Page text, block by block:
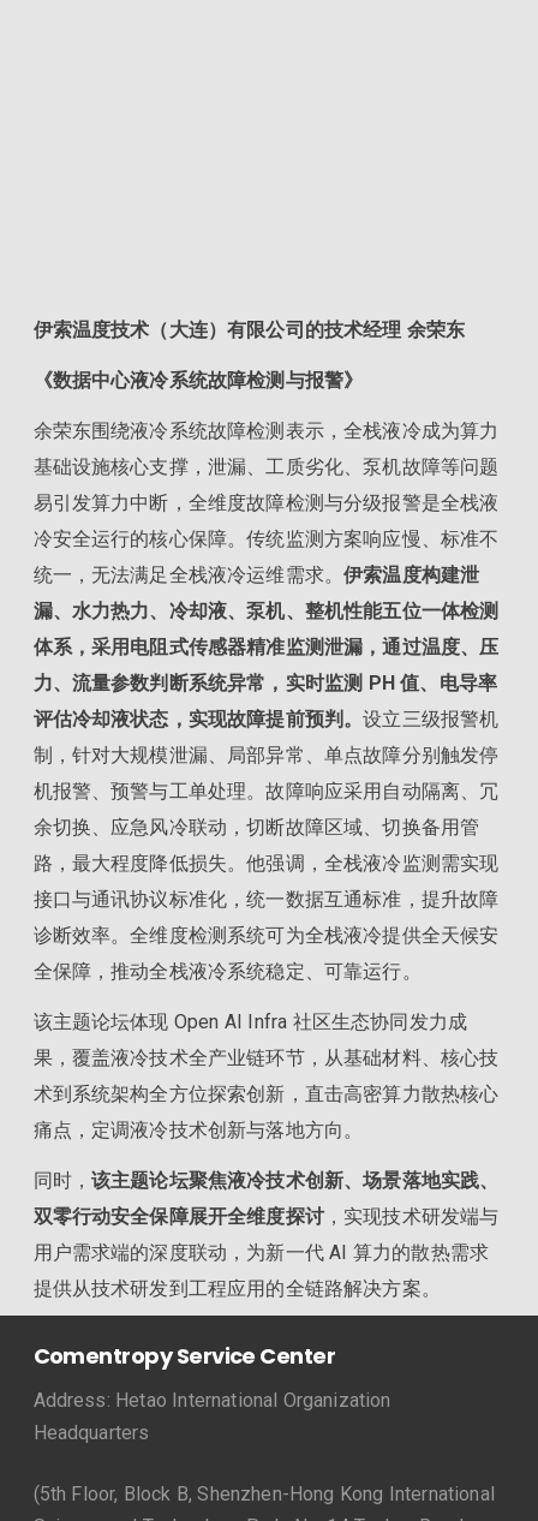
伊索温度技术（大连）有限公司的技术经理 余荣东
《数据中心液冷系统故障检测与报警》
余荣东围绕液冷系统故障检测表示，全栈液冷成为算力
基础设施核心支撑，泄漏、工质劣化、泵机故障等问题
易引发算力中断，全维度故障检测与分级报警是全栈液
冷安全运行的核心保障。传统监测方案响应慢、标准不
统一，无法满足全栈液冷运维需求。伊索温度构建泄
漏、水力热力、冷却液、泵机、整机性能五位一体检测
体系，采用电阻式传感器精准监测泄漏，通过温度、压
力、流量参数判断系统异常，实时监测 PH 值、电导率
评估冷却液状态，实现故障提前预判。设立三级报警机
制，针对大规模泄漏、局部异常、单点故障分别触发停
机报警、预警与工单处理。故障响应采用自动隔离、冗
余切换、应急风冷联动，切断故障区域、切换备用管
路，最大程度降低损失。他强调，全栈液冷监测需实现
接口与通讯协议标准化，统一数据互通标准，提升故障
诊断效率。全维度检测系统可为全栈液冷提供全天候安
全保障，推动全栈液冷系统稳定、可靠运行。
该主题论坛体现 Open AI Infra 社区生态协同发力成
果，覆盖液冷技术全产业链环节，从基础材料、核心技
术到系统架构全方位探索创新，直击高密算力散热核心
痛点，定调液冷技术创新与落地方向。
同时， 该主题论坛聚焦液冷技术创新、场景落地实践、
双零行动安全保障展开全维度探讨，实现技术研发端与
用户需求端的深度联动，为新一代 AI 算力的散热需求
提供从技术研发到工程应用的全链路解决方案。
Comentropy Service Center
Address: Hetao International Organization
Headquarters
(5th Floor, Block B, Shenzhen-Hong Kong International